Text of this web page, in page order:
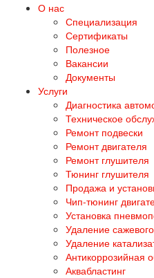
О нас
Специализация
Сертификаты
Полезное
Вакансии
Документы
Услуги
Диагностика
Техническое
Ремонт подвески
Ремонт двигателя
Ремонт глушителя
Тюнинг глушителя
Продажа и
Чип-тюнинг
Установка
Удаление
Удаление
Антикоррозийная
Аквабластинг